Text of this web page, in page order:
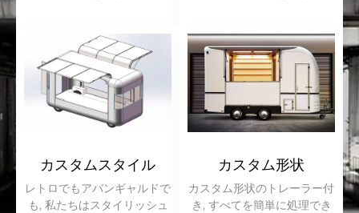
カスタムスタイル
レトロでもアバンギャルドで
も, 私たちはスタイリッシュ
カスタム形状
カスタム形状のトレーラー付
き, すべてを簡単に処理でき